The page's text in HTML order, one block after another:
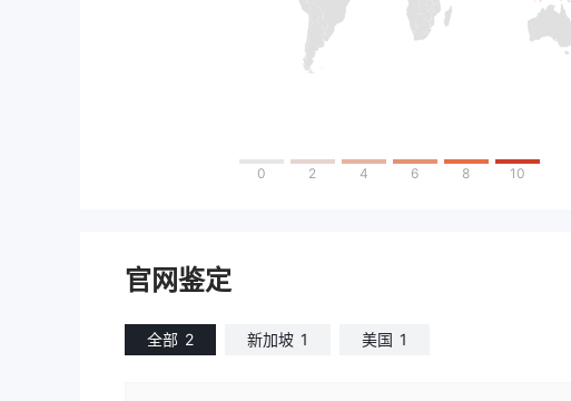
0 2 4 6 8 10
官网鉴定
全部 2 新加坡 1 美国 1